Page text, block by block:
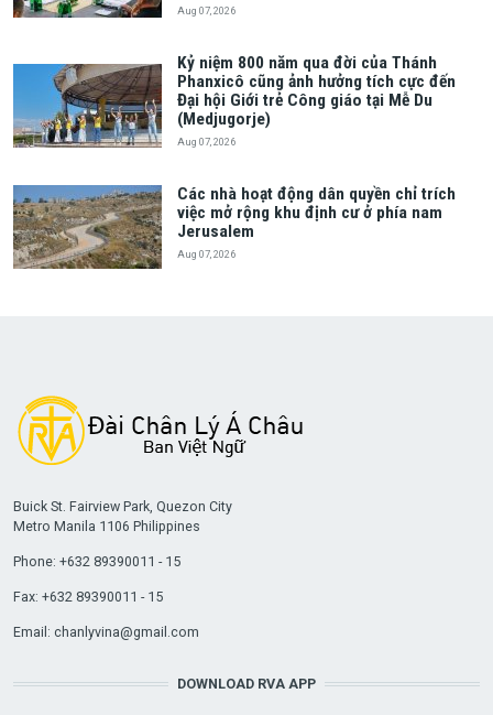
Aug 07, 2026
Kỷ niệm 800 năm qua đời của Thánh
Phanxicô cũng ảnh hưởng tích cực đến
Đại hội Giới trẻ Công giáo tại Mễ Du
(Medjugorje)
Aug 07, 2026
Các nhà hoạt động dân quyền chỉ trích
việc mở rộng khu định cư ở phía nam
Jerusalem
Aug 07, 2026
Buick St. Fairview Park, Quezon City
Metro Manila 1106 Philippines
Phone: +632 89390011 - 15
Fax: +632 89390011 - 15
Email: chanlyvina@gmail.com
DOWNLOAD RVA APP